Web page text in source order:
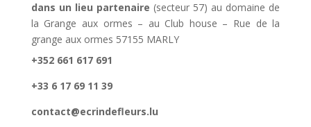
dans un lieu partenaire (secteur 57) au domaine de
la Grange aux ormes – au Club house – Rue de la
grange aux ormes 57155 MARLY
+352 661 617 691
+33 6 17 69 11 39
contact@ecrindefleurs.lu